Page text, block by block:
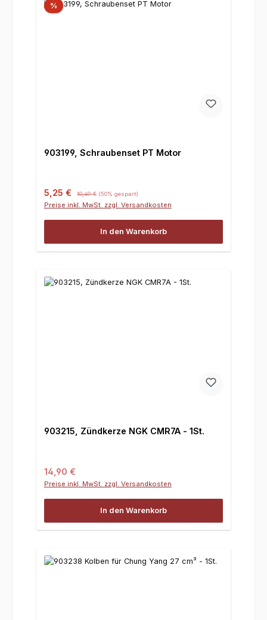
%
903199, Schraubenset PT Motor
Verkaufspreis:
5,25 € 10,49 € (50% gespart)
Preise inkl. MwSt. zzgl. Versandkosten
In den Warenkorb
903215, Zündkerze NGK CMR7A - 1St.
Regulärer Preis:
14,90 €
Preise inkl. MwSt. zzgl. Versandkosten
In den Warenkorb